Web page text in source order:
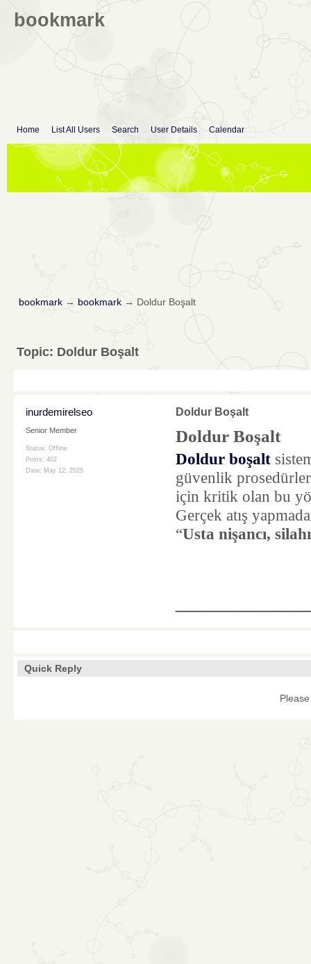
bookmark
Home List All Users Search User Details Calendar
bookmark→ bookmark→ Doldur Boşalt
Topic: Doldur Boşalt
inurdemirelseo
Senior Member
Status: Offline
Posts: 402
Date: May 12, 2025
Doldur Boşalt
Doldur Boşalt
Doldur boşalt
güvenlik
için kritik olan bu
Gerçek atış
“Usta nişancı,
Quick Reply